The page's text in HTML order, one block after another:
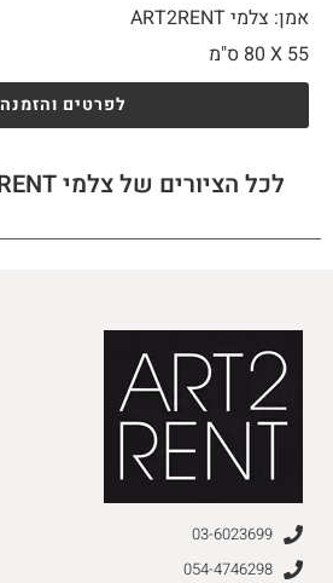
אמן: צלמי ART2RENT
55 X
לפרטים והזמנה
לכל הציורים של צלמי ART2RENT לחצו כאן
03-6023699
054-4746298